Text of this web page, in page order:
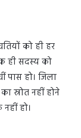
को ही हर
ही सदस्य को
पास हो। जिला
स्रोत नहीं होने
हो।